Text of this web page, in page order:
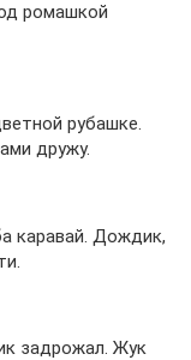
ромашкой
рубашке.
дружу.
каравай. Дождик,
задрожал. Жук